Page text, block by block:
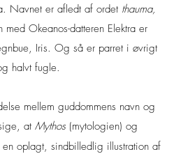
Navnet er afledt af ordet thauma,
Okeanos-datteren Elektra er
Iris. Og så er parret i øvrigt
halvt fugle.
mellem guddommens navn og
at Mythos(mytologien) og
oplagt, sindbilledlig illustration af